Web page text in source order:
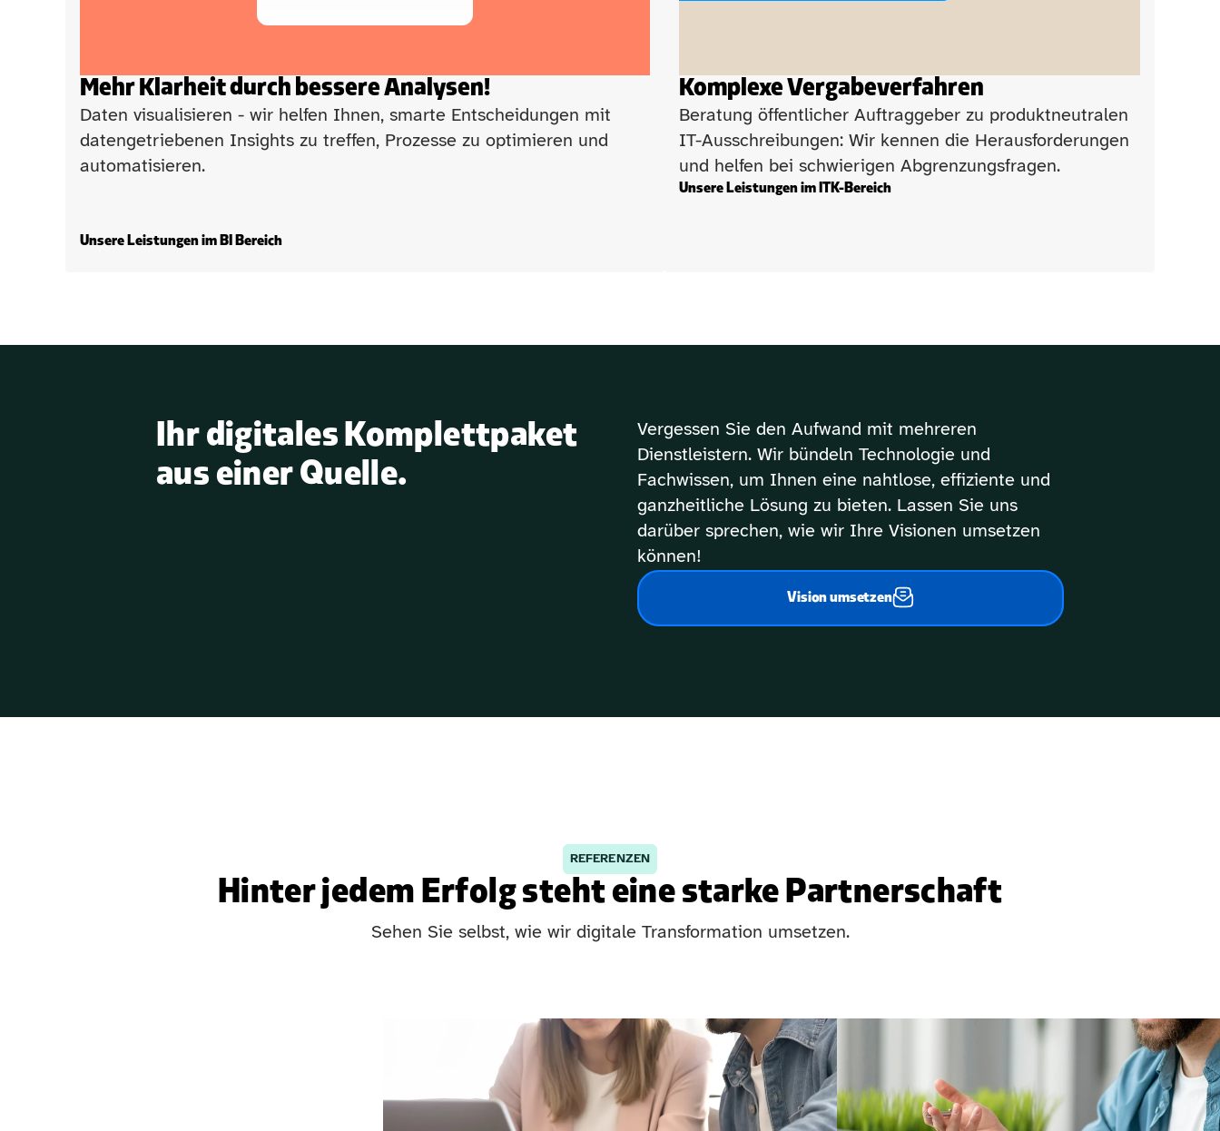
Mehr Klarheit durch bessere Analysen!
Daten visualisieren - wir helfen Ihnen, smarte Entscheidungen mit
datengetriebenen Insights zu treffen, Prozesse zu optimieren und
automatisieren.
Unsere Leistungen im BI Bereich
Komplexe Vergabeverfahren
Beratung öffentlicher Auftraggeber zu produktneutralen
IT-Ausschreibungen: Wir kennen die Herausforderungen
und helfen bei schwierigen Abgrenzungsfragen.
Unsere Leistungen im ITK-Bereich
Ihr digitales Komplettpaket
aus einer Quelle.
Vergessen Sie den Aufwand mit mehreren
Dienstleistern. Wir bündeln Technologie und
Fachwissen, um Ihnen eine nahtlose, effiziente und
ganzheitliche Lösung zu bieten. Lassen Sie uns
darüber sprechen, wie wir Ihre Visionen umsetzen
können!
Vision umsetzen
REFERENZEN
Hinter jedem Erfolg steht eine starke Partnerschaft
Sehen Sie selbst, wie wir digitale Transformation umsetzen.